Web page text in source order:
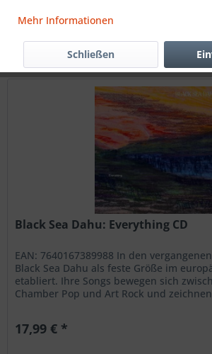
Filtern
Black Sea Dahu: Everything CD
EAN: 7640167389988 In den
Black Sea Dahu als feste Größe im
etabliert. Ihre Songs bewegen sich
Chamber Pop und Art Rock und
Im Zentrum steht Janine Cathrein, die mit
17,99 € *
Mehr Informationen
Schließen